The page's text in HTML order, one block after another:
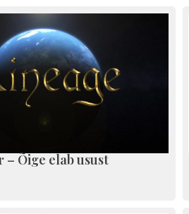
Õige elab usust